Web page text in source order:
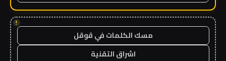
!
مسك الكلمات في قوقل
اشراق التقنية